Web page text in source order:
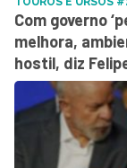
Com governo
melhora,
hostil, diz